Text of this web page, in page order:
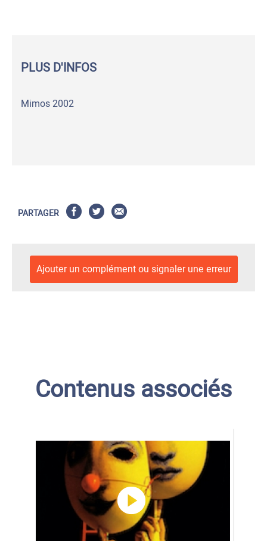
PLUS D'INFOS
Mimos 2002
PARTAGER
Ajouter un complément ou signaler une erreur
Contenus associés